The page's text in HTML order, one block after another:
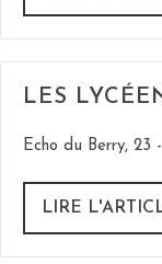
LES
Echo du Berry, 23
LIRE